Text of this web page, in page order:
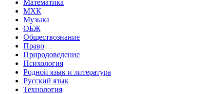
Математика
МХК
Музыка
ОБЖ
Обществознание
Право
Природоведение
Психология
Родной язык и литература
Русский язык
Технология